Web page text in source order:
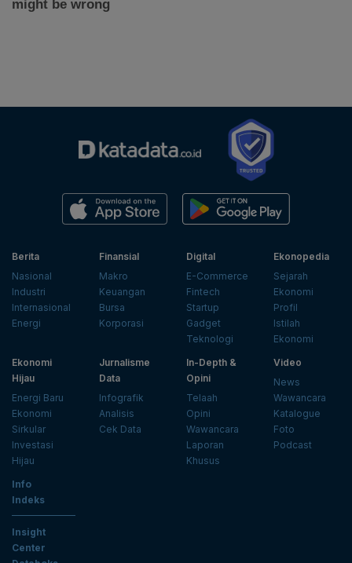
Berita
Nasional
Industri
Internasional
Energi
Finansial
Makro
Keuangan
Bursa
Korporasi
Digital
E-Commerce
Fintech
Startup
Gadget
Teknologi
Ekonopedia
Sejarah
Ekonomi
Profil
Istilah
Ekonomi
Ekonomi
Hijau
Energi Baru
Ekonomi
Sirkular
Investasi
Hijau
Jurnalisme
Data
Infografik
Analisis
Cek Data
In-Depth &
Opini
Telaah
Opini
Wawancara
Laporan
Khusus
Video
News
Wawancara
Katalogue
Foto
Podcast
Info
Indeks
Insight
Center